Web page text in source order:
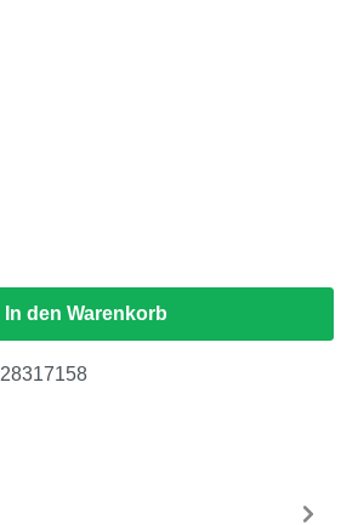
In den Warenkorb
28317158